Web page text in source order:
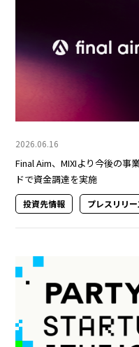
2026.06.16
Final Aim、MIXIより今後の事
ドで資金調達を実施
投資先情報 プレスリリー